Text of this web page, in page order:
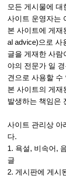
모든 게시물에
사이트 운영자는
본 사이트에 게재
al advice)으로 사
글을 게재한 사람
야의 전문가 일
견으로 사용할 수
본 사이트의 게재
발생하는 책임은
사이트 관리상 아
다.
1. 욕설, 비속어,
글
2. 게시판에 게시